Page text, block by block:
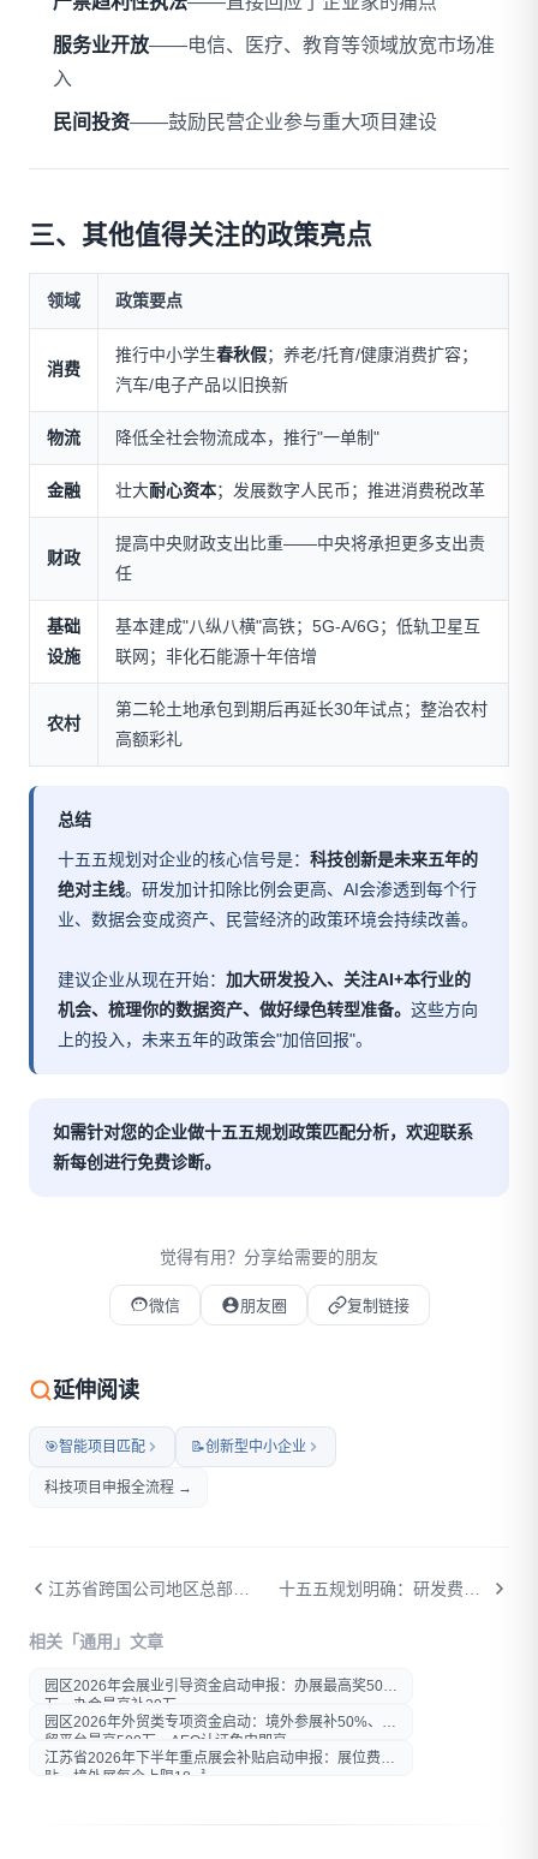
服务业开放——电信、医疗、教育等领域放宽市场准
入
民间投资——鼓励民营企业参与重大项目建设
三、其他值得关注的政策亮点
领域 政策要点
消费
推行中小学生春秋假；养老/托育/健康消费扩容；
汽车/电子产品以旧换新
物流 降低全社会物流成本，推行"一单制"
金融 壮大耐心资本；发展数字人民币；推进消费税改革
财政
提高中央财政支出比重——中央将承担更多支出责
任
基础
设施
基本建成"八纵八横"高铁；5G-A/6G；低轨卫星互
联网；非化石能源十年倍增
农村
第二轮土地承包到期后再延长30年试点；整治农村
高额彩礼
总结
十五五规划对企业的核心信号是： 科技创新是未来五年的
绝对主线。研发加计扣除比例会更高、AI会渗透到每个行
业、数据会变成资产、民营经济的政策环境会持续改善。
建议企业从现在开始： 加大研发投入、关注AI+本行业的
机会、梳理你的数据资产、做好绿色转型准备。 这些方向
上的投入，未来五年的政策会"加倍回报"。
如需针对您的企业做十五五规划政策匹配分析，欢迎联系
新每创进行免费诊断。
觉得有用？分享给需要的朋友
微信 朋友圈 复制链接
微信扫码打开本文
在微信内打开后分享给好友或
延伸阅读
🎯智能项目匹配 📝创新型中小企业
科技项目申报全流程 →
相关「通用」文章
园区2026年会展业引导资金启动申报：办展最高奖50
万，办会最高补30万
园区2026年外贸类专项资金启动：境外参展补50%、外
贸平台最高500万、AEO认证免申即享
江苏省2026年下半年重点展会补贴启动申报：展位费补
贴，境外展每企上限18㎡